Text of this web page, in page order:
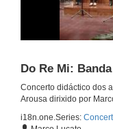
Do Re Mi:
Concerto didáctico dos
Arousa dirixido por
i18n.one.Series: